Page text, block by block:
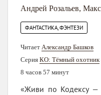
Андрей Розальев,
ФАНТАСТИКА, ФЭНТЕЗИ
Читает Александр Башков
Серия КО: Тёмный охотник
8 часов 57 минут
«Живи по Кодексу —